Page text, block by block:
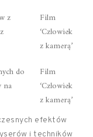
z
Film
‘Człowiek
z kamerą’
do
na
Film
‘Człowiek
z kamerą’
efektów
i techników